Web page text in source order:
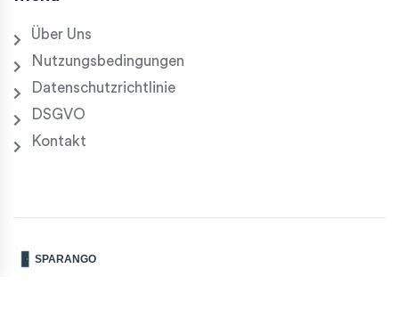
Über Uns
Nutzungsbedingungen
Datenschutzrichtlinie
DSGVO
Kontakt